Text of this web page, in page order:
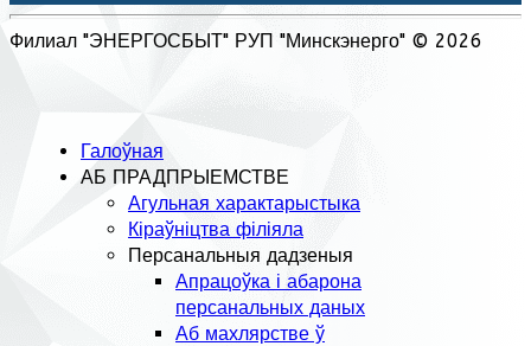
Филиал "ЭНЕРГОСБЫТ" РУП "Минскэнерго" © 2026
Галоўная
АБ ПРАДПРЫЕМСТВЕ
Агульная характарыстыка
Кіраўніцтва філіяла
Персанальныя дадзеныя
Апрацоўка і абарона
персанальных даных
Аб махлярстве ў